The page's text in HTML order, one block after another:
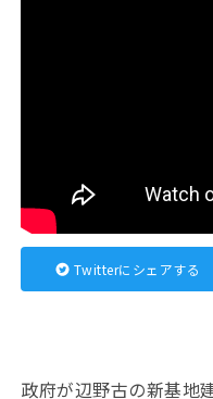
Twitterにシェアする
政府が辺野古の新基地